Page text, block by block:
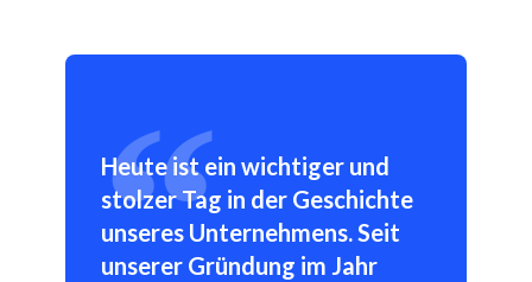
Heute ist ein wichtiger und
stolzer Tag in der Geschichte
unseres Unternehmens. Seit
unserer Gründung im Jahr